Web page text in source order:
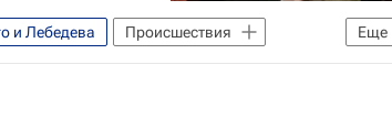
Еще
и Лебедева
Происшествия